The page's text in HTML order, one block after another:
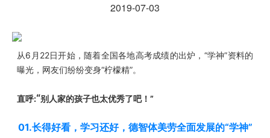
2019-07-03
从6月22日开始，随着全国各地高考成绩的出炉，“学神”资料的
曝光，网友们纷纷变身“柠檬精”。
直呼:“别人家的孩子也太优秀了吧！”
01.长得好看，学习还好，德智体美劳全面发展的“学神”